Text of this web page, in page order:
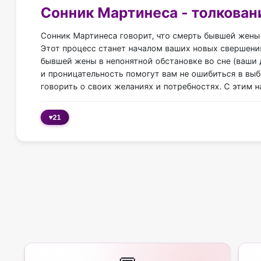
Сонник Мартинеса -
Сонник Мартинеса говорит, что смерть бывшей
Этот процесс станет началом ваших новых
бывшей жены в непонятной обстановке во сне
и проницательность помогут вам не ошибиться в
говорить о своих желаниях и потребностях. С
♥21